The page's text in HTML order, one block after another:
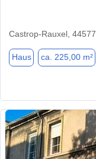
Castrop-Rauxel, 44577
Haus ca. 225,00 m²